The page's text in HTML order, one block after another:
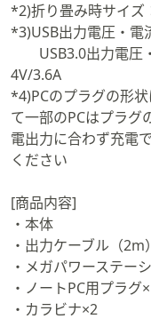
*2)折り畳み時サイズ
*3)USB出力電圧・電
USB3.0出力電圧・
4V/3.6A
*4)PCのプラグの形
て一部のPCはプラグ
電出力に合わず充電
ください
[商品内容]
・本体
・出力ケーブル（2m）
・メガパワーステー
・ノートPC用プラグ
・カラビナ×2